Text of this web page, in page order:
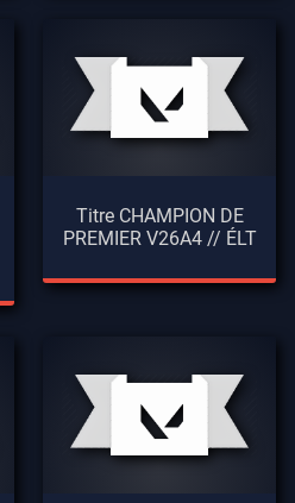
Titre CHAMPION DE
PREMIER V26A4 // ÉLT